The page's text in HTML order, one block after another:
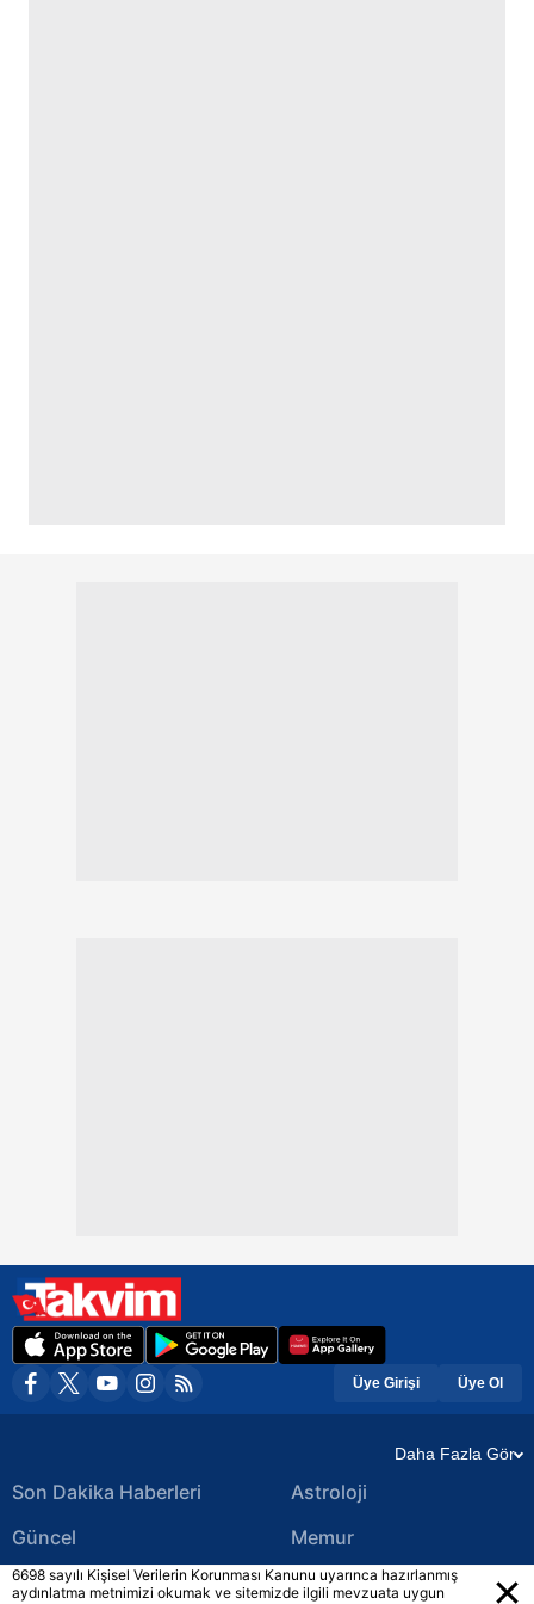
Üye Girişi Üye Ol
Daha Fazla Gör
Son Dakika Haberleri
Güncel
Ekonomi Haberleri
Astroloji
Memur
Yerel Haberler
6698 sayılı Kişisel Verilerin Korunması Kanunu uyarınca hazırlanmış
aydınlatma metnimizi okumak ve sitemizde ilgili mevzuata uygun